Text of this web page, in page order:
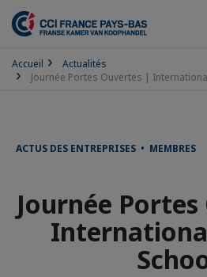
Accueil
Actualités
Journée Portes Ouvertes |
ACTUS DES ENTREPRISES • MEMBRES
Journée